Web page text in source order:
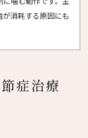
消耗する原因にも
症治療